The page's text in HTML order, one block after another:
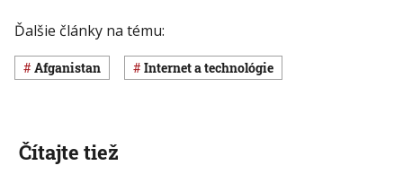
Ďalšie články na tému:
Afganistan internet a technológie
Čítajte tiež